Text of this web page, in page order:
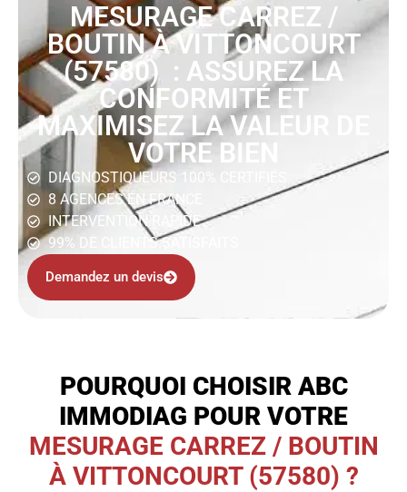
MESURAGE CARREZ /
BOUTIN À VITTONCOURT
(57580) : ASSUREZ LA
CONFORMITÉ ET
MAXIMISEZ LA VALEUR DE
VOTRE BIEN
DIAGNOSTIQUEURS 100% CERTIFIÉS
8 AGENCES EN FRANCE
INTERVENTION RAPIDE
99% DE CLIENTS SATISFAITS
Demandez un devis
POURQUOI CHOISIR ABC
IMMODIAG POUR VOTRE
MESURAGE CARREZ / BOUTIN
À VITTONCOURT (57580) ?